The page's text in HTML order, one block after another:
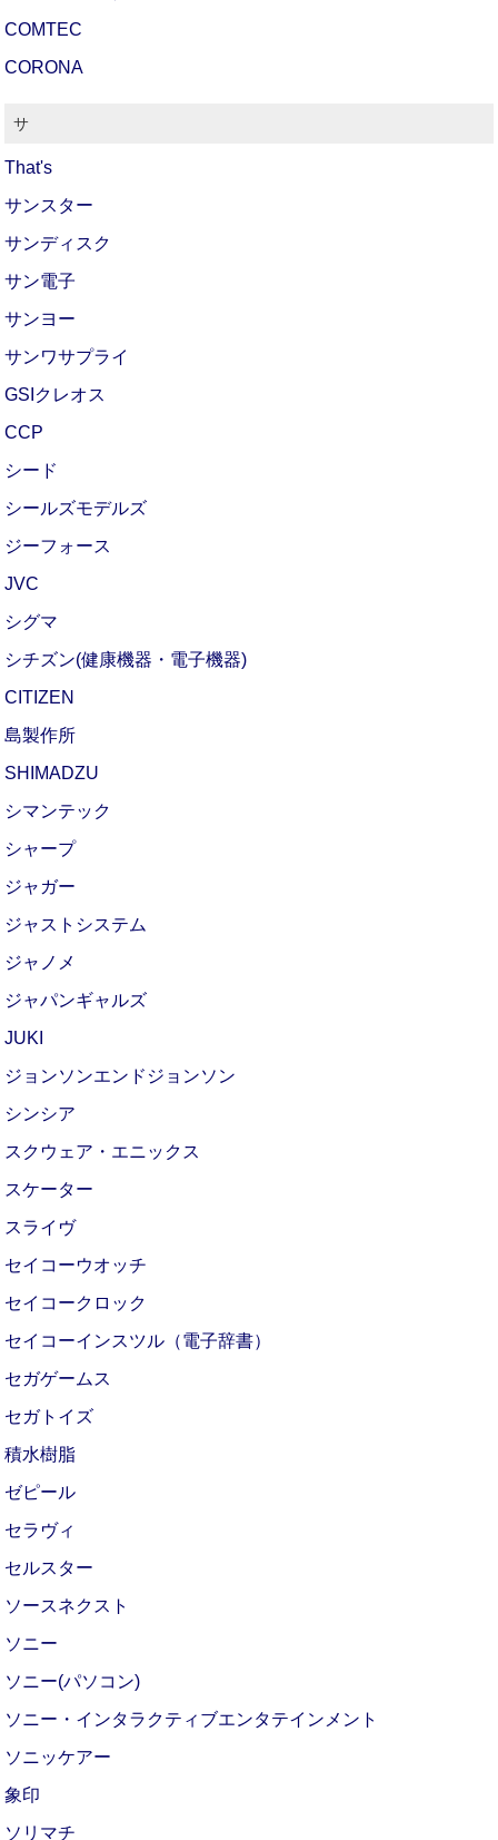
COMTEC
CORONA
サ
That's
サンスター
サンディスク
サン電子
サンヨー
サンワサプライ
GSIクレオス
CCP
シード
シールズモデルズ
ジーフォース
JVC
シグマ
シチズン(健康機器・電子機器)
CITIZEN
島製作所
SHIMADZU
シマンテック
シャープ
ジャガー
ジャストシステム
ジャノメ
ジャパンギャルズ
JUKI
ジョンソンエンドジョンソン
シンシア
スクウェア・エニックス
スケーター
スライヴ
セイコーウオッチ
セイコークロック
セイコーインスツル（電子辞書）
セガゲームス
セガトイズ
積水樹脂
ゼピール
セラヴィ
セルスター
ソースネクスト
ソニー
ソニー(パソコン)
ソニー・インタラクティブエンタテインメント
ソニッケアー
象印
ソリマチ